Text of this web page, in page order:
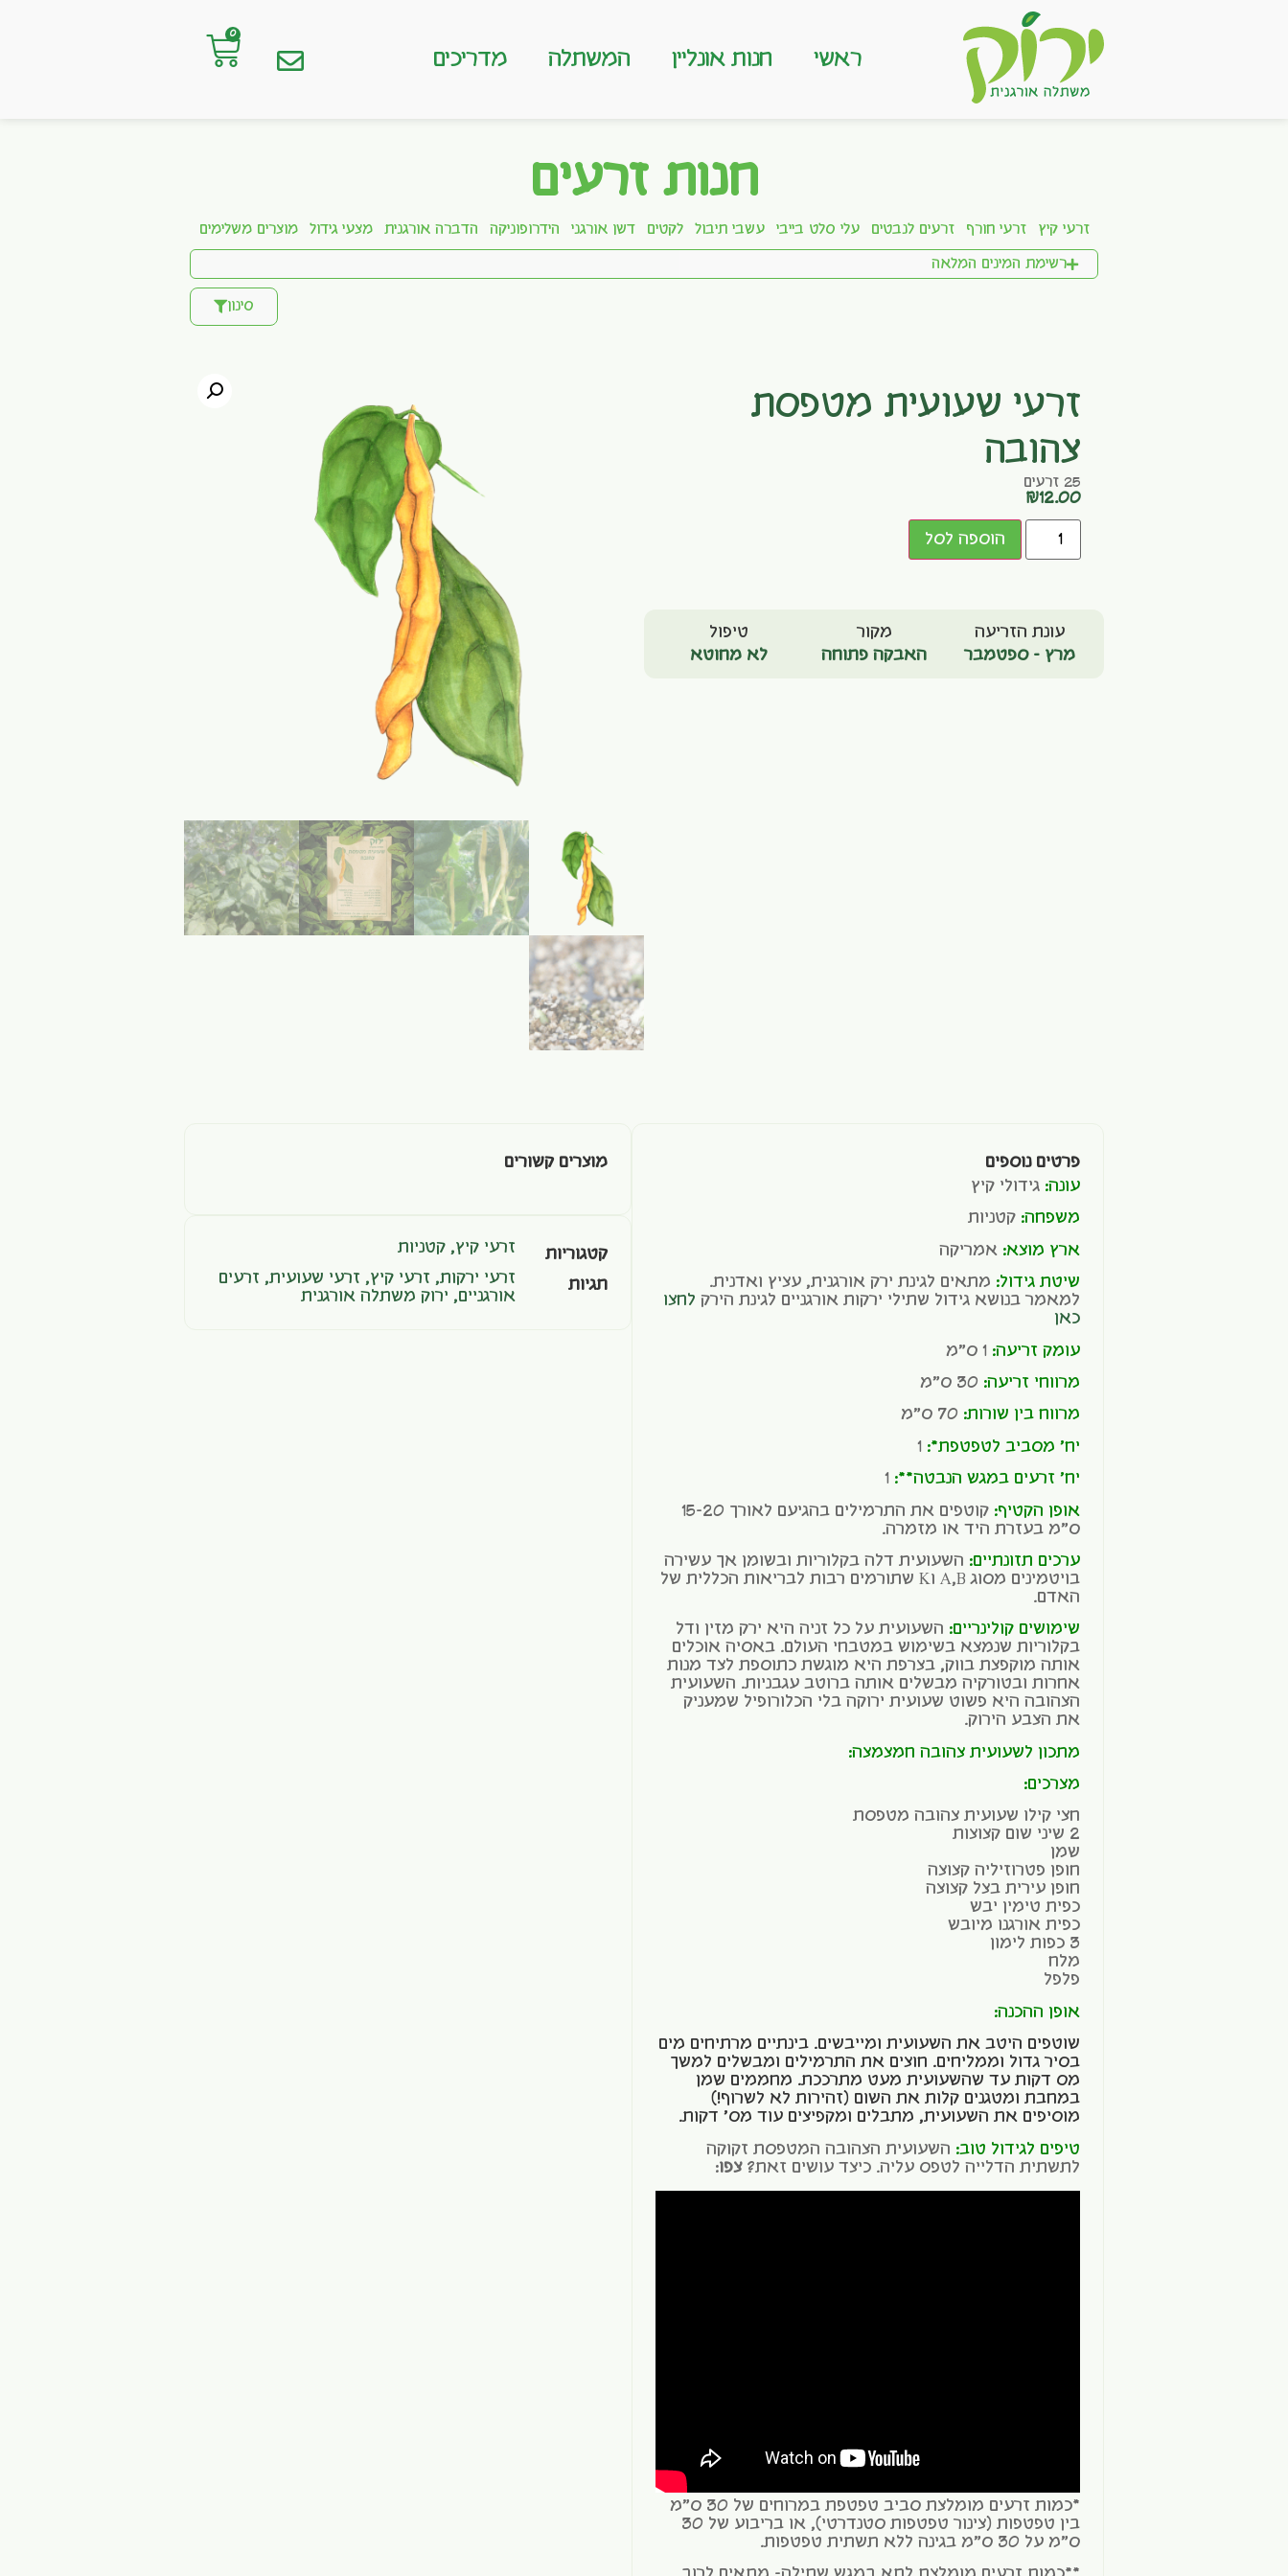
ראשי חנות אונליין המשתלה מדריכים
0
חנות זרעים
זרעי קיץ זרעי חורף זרעים לנבטים עלי סלט בייבי עשבי תיבול לקטים דשן אורגני הידרופוניקה הדברה אורגנית מצעי גידול מוצרים משלימים
רשימת המינים המלאה
סינון
זרעי שעועית מטפסת
צהובה
25 זרעים
₪12.00
הוספה לסל
עונת הזריעה
מרץ - ספטמבר
מקור
האבקה פתוחה
טיפול
לא מחוטא
פרטים נוספים
עונה: גידולי קיץ
משפחה: קטניות
ארץ מוצא: אמריקה
שיטת גידול: מתאים לגינת ירק אורגנית, עציץ ואדנית.
למאמר בנושא גידול שתילי ירקות אורגניים לגינת הירק לחצו
כאן
עומק זריעה:
מרווחי זריעה:
מרווח בין שורות:
יח' מסביב לטפטפת*: 1
יח' זרעים במגש הנבטה**:
אופן הקטיף:
קוטפים את התרמילים בהגיעם לאורך 15-20
ס"מ בעזרת היד או מזמרה.
ערכים תזונתיים: השעועית דלה בקלוריות ובשומן אך עשירה
בויטמינים מסוג A,B וK שתורמים רבות לבריאות הכללית של
האדם.
שימושים קולינריים: השעועית על כל זניה היא ירק מזין ודל
בקלוריות שנמצא בשימוש במטבחי העולם. באסיה אוכלים
אותה מוקפצת בווק, בצרפת היא מוגשת כתוספת לצד מנות
אחרות ובטורקיה מבשלים אותה ברוטב עגבניות. השעועית
הצהובה היא פשוט שעועית ירוקה בלי הכלורופיל שמעניק
את הצבע הירוק.
מתכון לשעועית צהובה חמצמצה:
מצרכים:
חצי קילו שעועית צהובה מטפסת
2 שיני שום קצוצות
שמן
חופן פטרוזיליה קצוצה
חופן עירית בצל קצוצה
כפית טימין יבש
כפית אורגנו מיובש
3 כפות לימון
מלח
פלפל
אופן ההכנה:
שוטפים היטב את השעועית ומייבשים. בינתיים מרתיחים מים
בסיר גדול וממליחים. חוצים את התרמילים ומבשלים למשך
מס דקות עד שהשעועית מעט מתרככת. מחממים שמן
במחבת ומטגנים קלות את השום (זהירות לא לשרוף!)
מוסיפים את השעועית, מתבלים ומקפיצים עוד מס' דקות.
טיפים לגידול טוב: השעועית הצהובה המטפסת זקוקה
לתשתית הדלייה לטפס עליה. כיצד עושים זאת?צפו:
*כמות זרעים מומלצת סביב טפטפת במרוחים של 30 ס"מ
בין טפטפות (צינור טפטפות סטנדרטי), או בריבוע של 30
ס"מ על 30 ס"מ בגינה ללא תשתית טפטפות.
מוצרים קשורים
קטגוריות זרעי קיץ,קטניות
תגיות זרעי ירקות, זרעי קיץ, זרעי שעועית, זרעים
אורגניים, ירוק משתלה אורגנית